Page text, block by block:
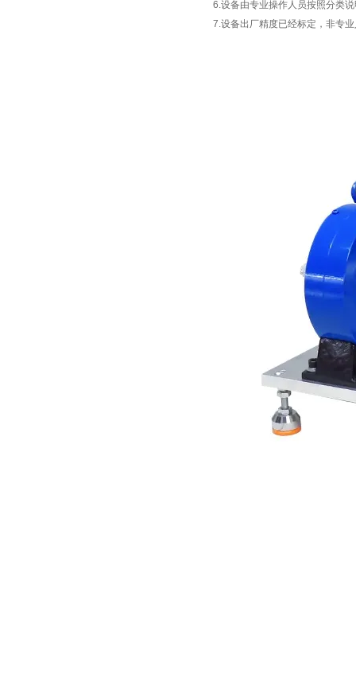
6.设备由专业操作人员按照分类
7.设备出厂精度已经标定，非专